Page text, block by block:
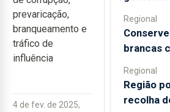
prevaricação,
branqueamento e
tráfico de
influência
4 de fev. de 2025,
Regional
brancas
Regional
Região
recolha